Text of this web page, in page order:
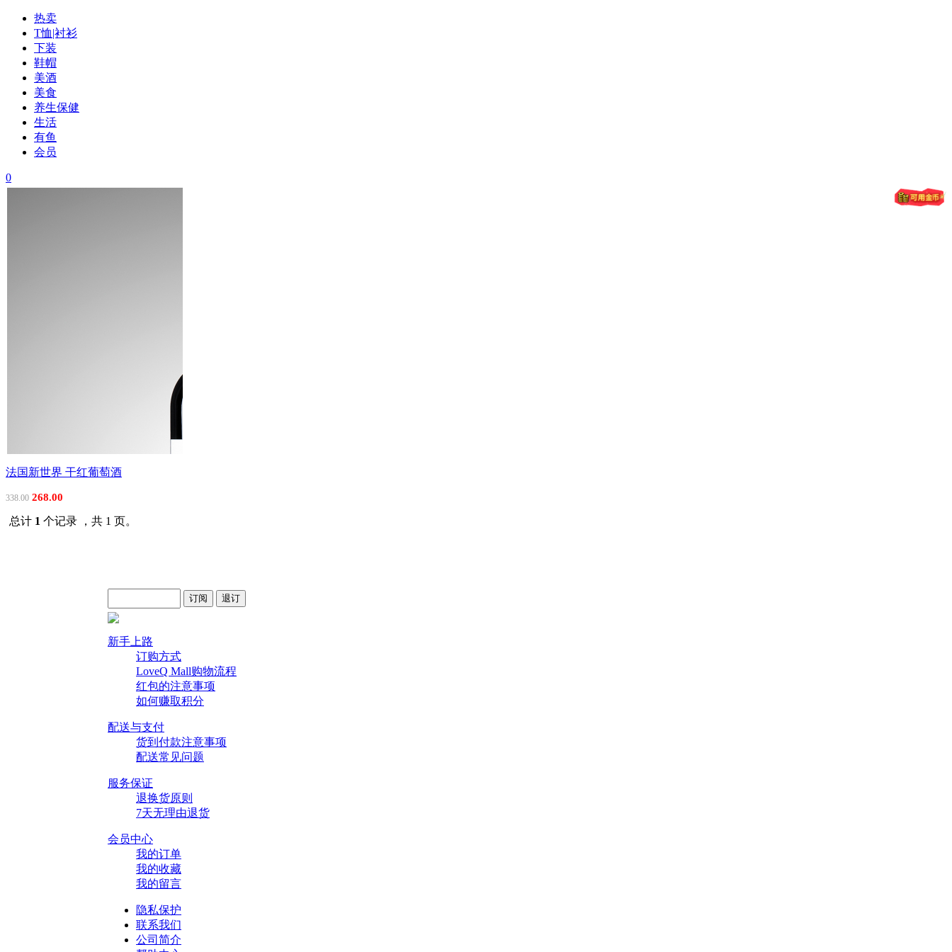
热卖
T恤|衬衫
下装
鞋帽
美酒
美食
养生保健
生活
有鱼
会员
0
法国新世界 干红葡萄酒
338.00 268.00
总计 1 个记录 ，共 1 页。
新手上路
订购方式
LoveQ Mall购物流程
红包的注意事项
如何赚取积分
配送与支付
货到付款注意事项
配送常见问题
服务保证
退换货原则
7天无理由退货
会员中心
我的订单
我的收藏
我的留言
隐私保护
联系我们
公司简介